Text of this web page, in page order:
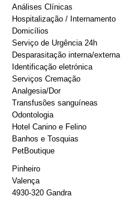
Análises Clínicas
Hospitalização / Internamento
Domicílios
Serviço de Urgência 24h
Desparasitação interna/externa
Identificação eletrónica
Serviços Cremação
Analgesia/Dor
Transfusões sanguíneas
Odontologia
Hotel Canino e Felino
Banhos e Tosquias
PetBoutique
Pinheiro
Valença
4930-320 Gandra